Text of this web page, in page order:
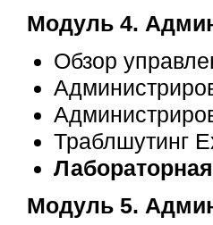
Модуль 4.
Обзор
Траблшутинг
Модуль 5.